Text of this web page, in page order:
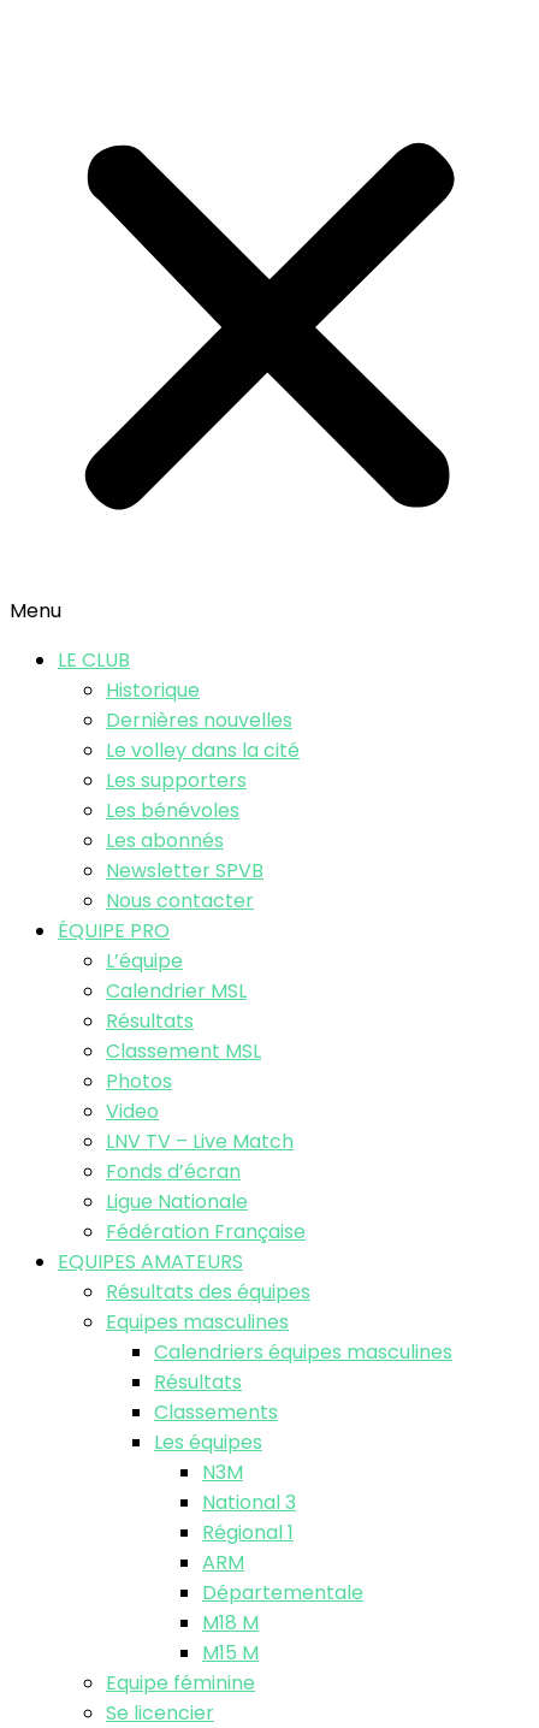
Menu
LE CLUB
Historique
Dernières nouvelles
Le volley dans la cité
Les supporters
Les bénévoles
Les abonnés
Newsletter SPVB
Nous contacter
ÉQUIPE PRO
L’équipe
Calendrier MSL
Résultats
Classement MSL
Photos
Video
LNV TV – Live Match
Fonds d’écran
Ligue Nationale
Fédération Française
EQUIPES AMATEURS
Résultats des équipes
Equipes masculines
Calendriers équipes masculines
Résultats
Classements
Les équipes
N3M
National 3
Régional 1
ARM
Départementale
M18 M
M15 M
Equipe féminine
Se licencier